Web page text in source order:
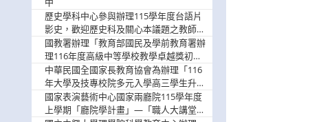
歷史學科中心參與辦理115學年度台語片
影史，歡迎歷史科及關心本議題之教師踴
躍報名參加
國教署辦理「教育部國民及學前教育署辦
理116年度高級中等學校教學卓越獎初選
實施計畫」，鼓勵教師踴躍報名
中華民國全國家長教育協會為辦理「116
年大學及技專校院多元入學高三學生升學
輔導家長說明會」
國家表演藝術中心國家兩廳院115學年度
上學期「廳院學計畫」—「職人大講堂」